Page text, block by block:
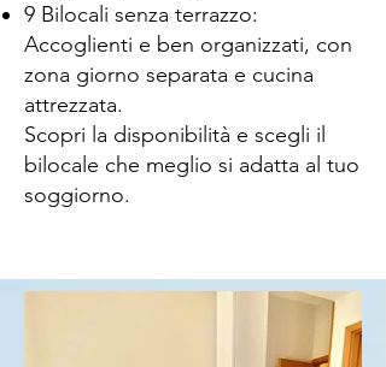
9 Bilocali senza terrazzo:
Accoglienti e ben organizzati, con
zona giorno separata e cucina
attrezzata.
Scopri la disponibilità e scegli il
bilocale che meglio si adatta al tuo
soggiorno.